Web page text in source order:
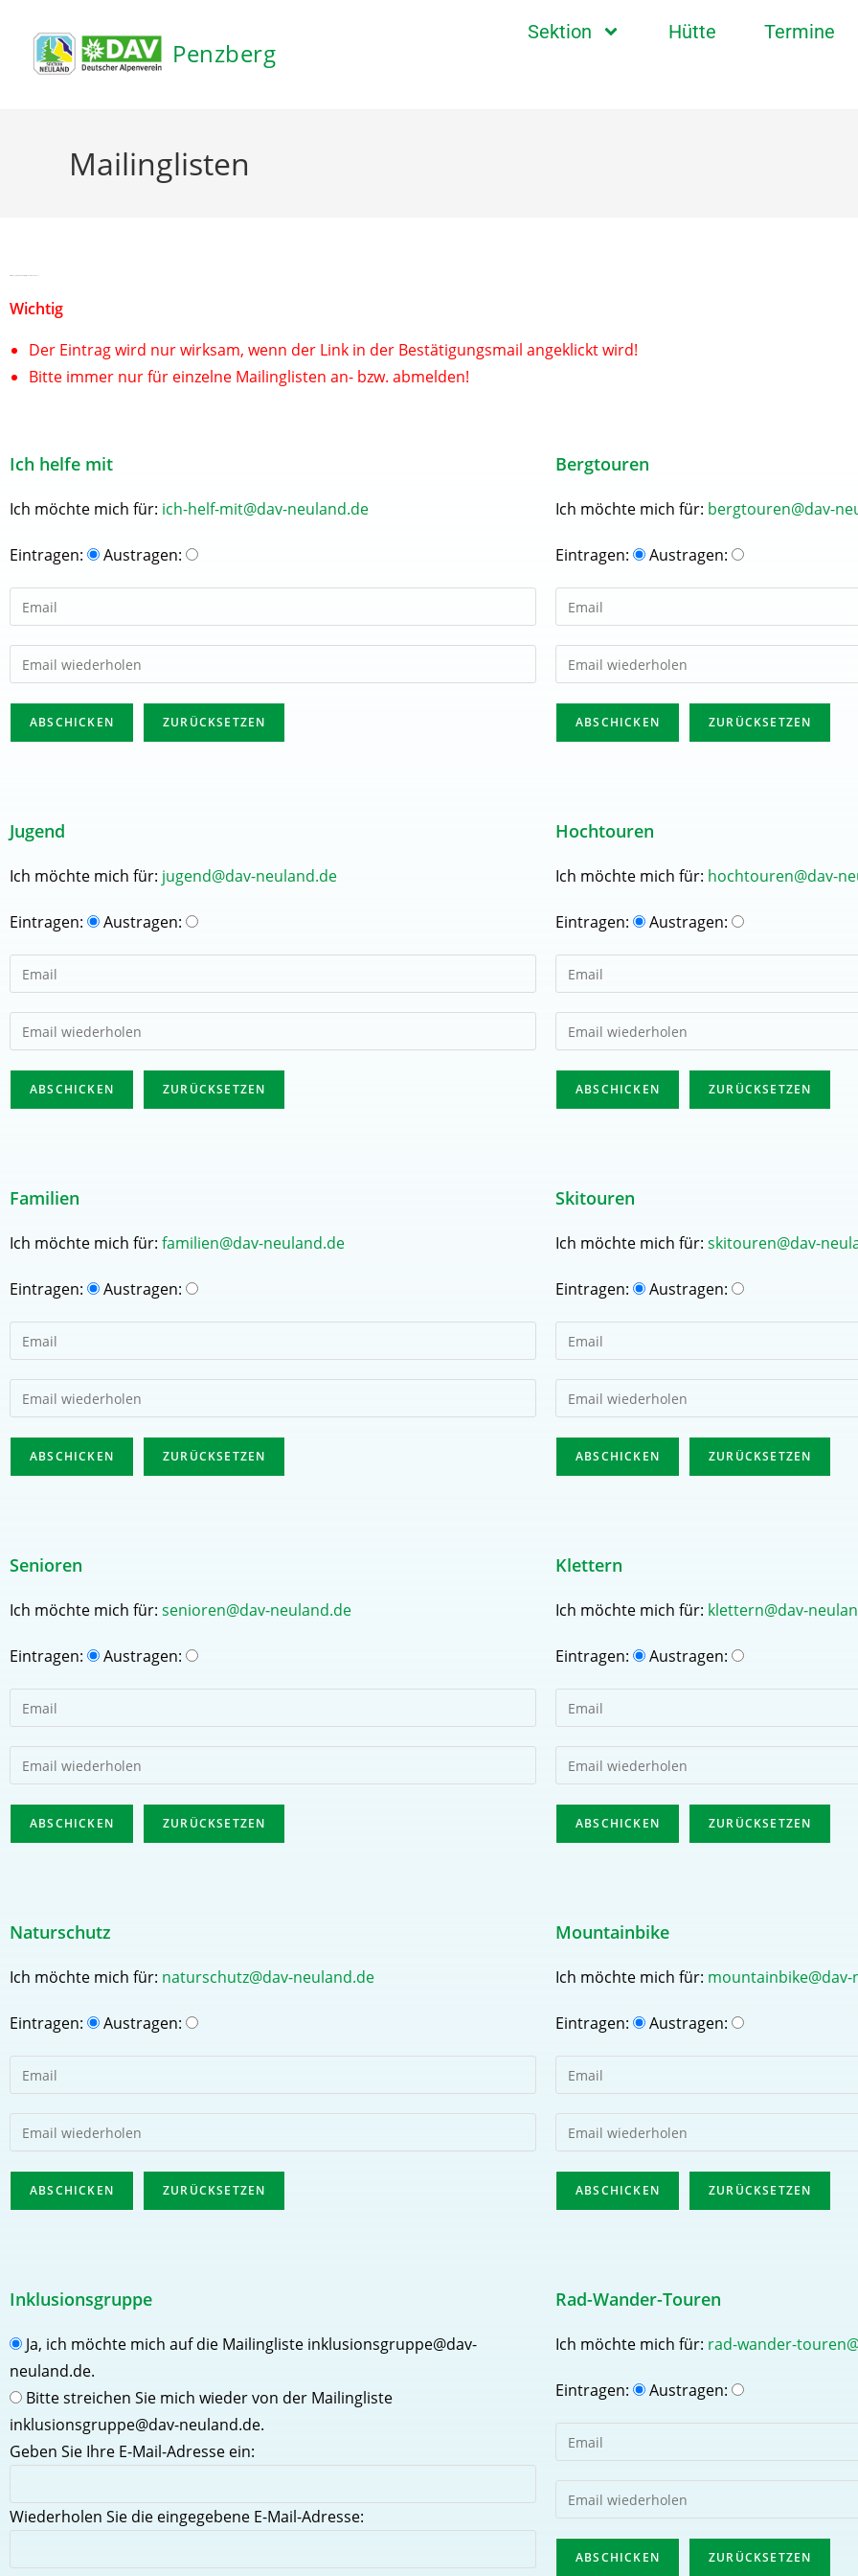
Penzberg
Sektion Hütte Termine
Mailinglisten
Wichtig
Der Eintrag wird nur wirksam, wenn der Link in der Bestätigungsmail angeklickt wird!
Bitte immer nur für einzelne Mailinglisten an- bzw. abmelden!
Ich helfe mit
Ich möchte mich für: ich-helf-mit@dav-neuland.de
Eintragen: Austragen:
Jugend
Ich möchte mich für: jugend@dav-neuland.de
Eintragen: Austragen:
Familien
Ich möchte mich für: familien@dav-neuland.de
Eintragen: Austragen:
Senioren
Ich möchte mich für: senioren@dav-neuland.de
Eintragen: Austragen:
Naturschutz
Ich möchte mich für: naturschutz@dav-neuland.de
Eintragen: Austragen:
Inklusionsgruppe
Ja, ich möchte mich auf die Mailingliste inklusionsgruppe@dav-
neuland.de.
Bitte streichen Sie mich wieder von der Mailingliste
inklusionsgruppe@dav-neuland.de.
Geben Sie Ihre E-Mail-Adresse ein:
Wiederholen Sie die eingegebene E-Mail-Adresse:
Bergtouren
Ich möchte mich für: bergtouren@dav-
Eintragen: Austragen:
Hochtouren
Ich möchte mich für: hochtouren@dav-
Eintragen: Austragen:
Skitouren
Ich möchte mich für: skitouren@dav-
Eintragen: Austragen:
Klettern
Ich möchte mich für: klettern@dav-
Eintragen: Austragen:
Mountainbike
Ich möchte mich für:
Eintragen: Austragen:
Rad-Wander-Touren
Ich möchte mich für: rad-wander-
Eintragen: Austragen: